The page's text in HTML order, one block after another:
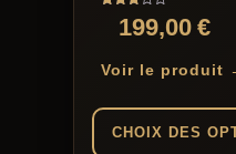
Note199,00€
Voir le produit
CHOIX DES